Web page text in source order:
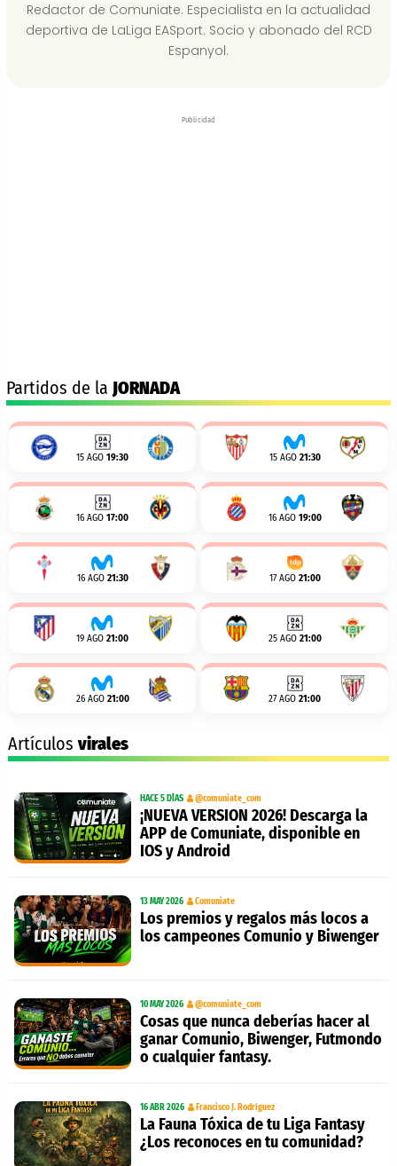
Redactor de Comuniate. Especialista en la actualidad
deportiva de LaLiga EASport. Socio y abonado del RCD
Espanyol.
Publicidad
Partidos de la JORNADA
15 AGO 19:30 15 AGO 21:30
16 AGO 17:00 16 AGO 19:00
16 AGO 21:30 17 AGO 21:00
19 AGO 21:00 25 AGO 21:00
26 AGO 21:00 27 AGO 21:00
Artículosvirales
HACE 5 DÍAS @comuniate_com
¡NUEVA VERSION 2026! Descarga la
APP de Comuniate, disponible en
IOS y Android
13 MAY 2026 Comuniate
Los premios y regalos más locos a
los campeones Comunio y Biwenger
10 MAY 2026 @comuniate_com
Cosas que nunca deberías hacer al
ganar Comunio, Biwenger, Futmondo
o cualquier fantasy.
16 ABR 2026 Francisco J. Rodríguez
La Fauna Tóxica de tu Liga Fantasy
¿Los reconoces en tu comunidad?